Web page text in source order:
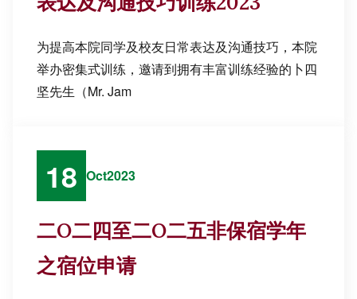
为提高本院同学及校友日常表达及沟通技巧，本院
举办密集式训练，邀请到拥有丰富训练经验的卜四
坚先生（Mr. Jam
18 Oct2023
二O二四至二O二五非保宿学年
之宿位申请